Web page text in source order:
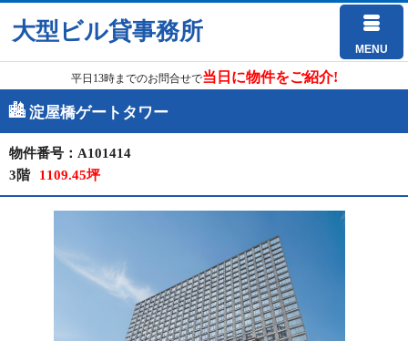
大型ビル貸事務所
MENU
平日13時までのお問合せで当日に物件をご紹介!
淀屋橋ゲートタワー
物件番号：A101414
3階
1109.45坪